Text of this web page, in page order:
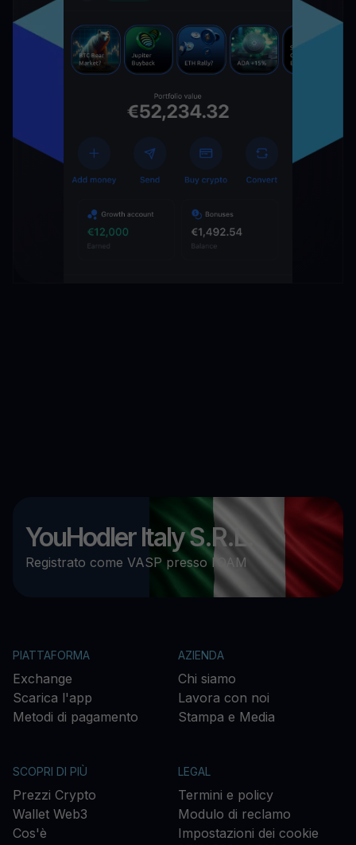
YouHodler Italy S.R.L.
Registrato come VASP presso l’OAM
PIATTAFORMA
Exchange
Scarica l'app
Metodi di pagamento
AZIENDA
Chi siamo
Lavora con noi
Stampa e Media
SCOPRI DI PIÙ
Prezzi Crypto
Wallet Web3
Cos'è
LEGAL
Termini e policy
Modulo di reclamo
Impostazioni dei cookie